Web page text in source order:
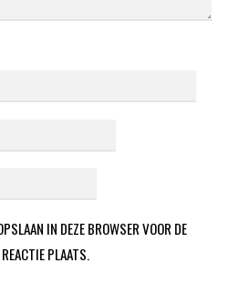
IN DEZE BROWSER VOOR DE
PLAATS.